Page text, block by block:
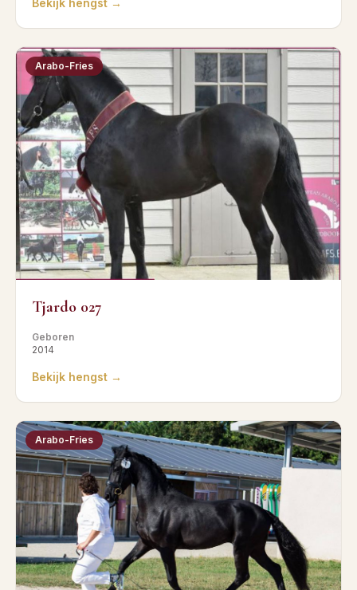
Bekijk hengst →
Arabo-Fries
Tjardo 027
Geboren
2014
Bekijk hengst →
Arabo-Fries